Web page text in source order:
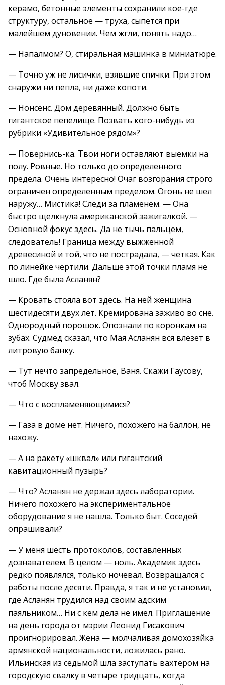
керамо, бетонные элементы сохранили кое-где
структуру, остальное — труха, сыпется при
малейшем дуновении. Чем жгли, понять надо…
— Напалмом? О, стиральная машинка в миниатюре.
— Точно уж не лисички, взявшие спички. При этом
снаружи ни пепла, ни даже копоти.
— Нонсенс. Дом деревянный. Должно быть
гигантское пепелище. Позвать кого-нибудь из
рубрики «Удивительное рядом»?
— Повернись-ка. Твои ноги оставляют выемки на
полу. Ровные. Но только до определенного
предела. Очень интересно! Очаг возгорания строго
ограничен определенным пределом. Огонь не шел
наружу… Мистика! Следи за пламенем. — Она
быстро щелкнула американской зажигалкой. —
Основной фокус здесь. Да не тычь пальцем,
следователь! Граница между выжженной
древесиной и той, что не пострадала, — четкая. Как
по линейке чертили. Дальше этой точки пламя не
шло. Где была Асланян?
— Кровать стояла вот здесь. На ней женщина
шестидесяти двух лет. Кремирована заживо во сне.
Однородный порошок. Опознали по коронкам на
зубах. Судмед сказал, что Мая Асланян вся влезет в
литровую банку.
— Тут нечто запредельное, Ваня. Скажи Гаусову,
чтоб Москву звал.
— Что с воспламеняющимися?
— Газа в доме нет. Ничего, похожего на баллон, не
нахожу.
— А на ракету «шквал» или гигантский
кавитационный пузырь?
— Что? Асланян не держал здесь лаборатории.
Ничего похожего на экспериментальное
оборудование я не нашла. Только быт. Соседей
опрашивали?
— У меня шесть протоколов, составленных
дознавателем. В целом — ноль. Академик здесь
редко появлялся, только ночевал. Возвращался с
работы после десяти. Правда, я так и не установил,
где Асланян трудился над своим адским
паяльником… Ни с кем дела не имел. Приглашение
на день города от мэрии Леонид Гисакович
проигнорировал. Жена — молчаливая домохозяйка
армянской национальности, ложилась рано.
Ильинская из седьмой шла заступать вахтером на
городскую свалку в четыре тридцать, когда